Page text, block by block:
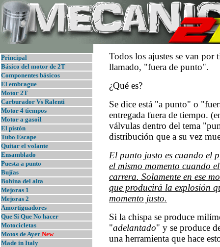
Principal
Básico del motor de 2T
Componentes básicos
El embrague
Motor 2T
Carburador Vs Ralenti
Motor 4 tiempos
Motor a gasoil
El pistón
Tubo Escape
Quitar el volante
Ensamblado
Puesta a punto
Bujías
Bobina del alta
Mejoras 1
Mejoras 2
Amortiguadores
Que Si Que No hacer
Motocicletas
Motos de Ayer New
Made in Italy
Todos los ajustes se van por
llamado, "fuera de punto".
¿Qué es?
Se dice está "a punto" o
entregada fuera de tiempo.
válvulas dentro del tema
distribución que a su vez
El punto justo es cuando el
el mismo momento cuando
carrera. Solamente en ese
que producirá la explosión
momento justo.
Si la chispa se produce
"adelantado" y se produce
una herramienta que hace